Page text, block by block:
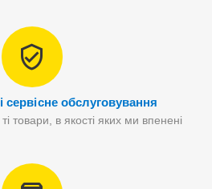
сервісне обслуговування
товари, в якості яких ми впенені